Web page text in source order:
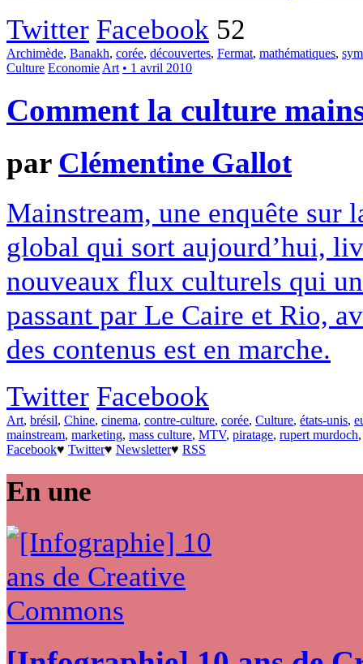
Twitter Facebook 52
Archimède, Banakh, corée, découvertes, Fermat, mathématiques,
Culture EconomieArt • 1 avril 2010
Comment la culture
par Clémentine Gallot
Mainstream, une enquête sur
global qui sort aujourd’hui,
nouveaux flux culturels qui
passant par Le Caire et Rio,
des contenus est en marche.
Twitter Facebook
Art, brésil, Chine, cinema, contre-culture, corée, Culture, états-unis,
mainstream, marketing, mass culture, MTV, piratage, rupert murdoch
Facebook♥ Twitter♥ Newsletter♥ RSS
En une